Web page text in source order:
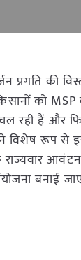
प्रगति की
को MSP
रही हैं और
ने विशेष रूप से
राज्यवार
बनाई